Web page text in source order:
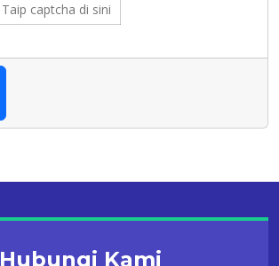
Hubungi Kami